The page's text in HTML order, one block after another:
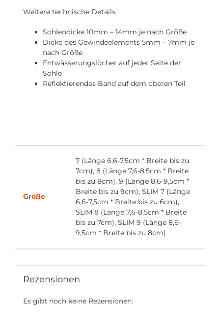
Weitere technische Details:
Sohlendicke 10mm – 14mm je nach Größe
Dicke des Gewindeelements 5mm – 7mm je
nach Größe
Entwässerungslöcher auf jeder Seite der
Sohle
Reflektierendes Band auf dem oberen Teil
Größe
7 (Länge 6,6-7,5cm * Breite bis zu
7cm), 8 (Länge 7,6-8,5cm * Breite
bis zu 8cm), 9 (Länge 8,6-9,5cm *
Breite bis zu 9cm), SLIM 7 (Länge
6,6-7,5cm * Breite bis zu 6cm),
SLIM 8 (Länge 7,6-8,5cm * Breite
bis zu 7cm), SLIM 9 (Länge 8,6-
9,5cm * Breite bis zu 8cm)
Rezensionen
Es gibt noch keine Rezensionen.